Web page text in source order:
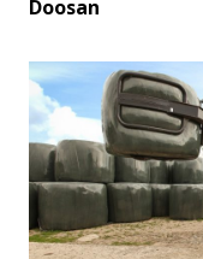
Doosan